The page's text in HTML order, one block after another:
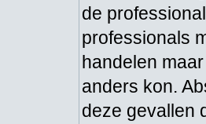
de
professionals
handelen
anders kon.
deze gevallen